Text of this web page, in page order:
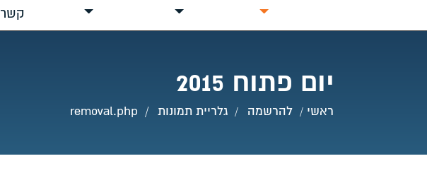
קשר
יום פתוח 2015
ראשי להרשמה גלריית תמונות removal.php